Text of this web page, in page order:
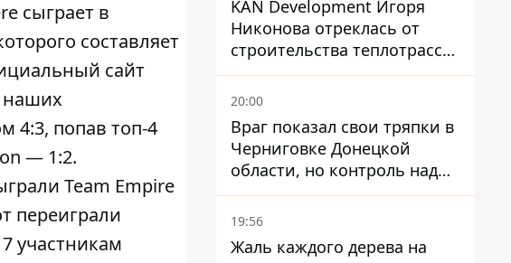
сыграет в
составляет
сайт
наших
4:3, попав топ-4
— 1:2.
Team Empire
переиграли
участникам
KAN Development Игоря
Никонова отреклась от
строительства теплотрассы
на Теремках
20:00
Враг показал свои тряпки в
Черниговке Донецкой
области, но контроль над
поселком не подтвержден
19:56
Жаль каждого дерева на